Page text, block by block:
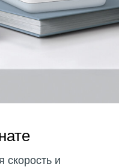
скорость и